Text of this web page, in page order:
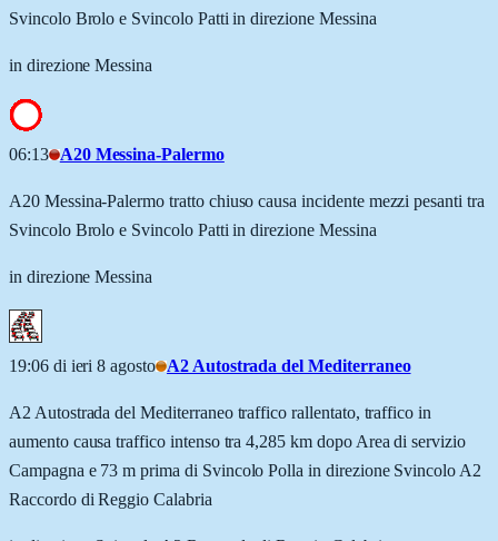
Svincolo Brolo e Svincolo Patti in direzione Messina
in direzione Messina
06:13 A20 Messina-Palermo
A20 Messina-Palermo tratto chiuso causa incidente mezzi pesanti tra
Svincolo Brolo e Svincolo Patti in direzione Messina
in direzione Messina
19:06 di ieri 8 agosto A2 Autostrada del Mediterraneo
A2 Autostrada del Mediterraneo traffico rallentato, traffico in
aumento causa traffico intenso tra 4,285 km dopo Area di servizio
Campagna e 73 m prima di Svincolo Polla in direzione Svincolo A2
Raccordo di Reggio Calabria